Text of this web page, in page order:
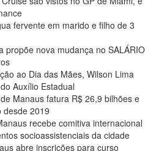
fervente em marido e filho de 3
propõe nova mudança no SALÁRIO
ao Dia das Mães, Wilson Lima
Auxílio Estadual
Manaus fatura R$ 26,9 bilhões e
desde 2019
recebe comitiva internacional
socioassistenciais da cidade
abre inscrições para curso